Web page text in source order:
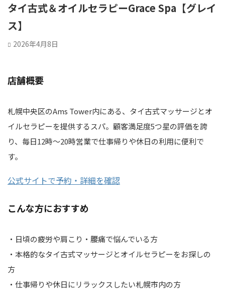
タイ古式＆オイルセラピーGrace Spa【グレイ
ス】
2026年4月8日
店舗概要
札幌中央区のAms Tower内にある、タイ古式マッサージとオ
イルセラピーを提供するスパ。顧客満足度5つ星の評価を誇
り、毎日12時～20時営業で仕事帰りや休日の利用に便利で
す。
公式サイトで予約・詳細を確認
こんな方におすすめ
・日頃の疲労や肩こり・腰痛で悩んでいる方
・本格的なタイ古式マッサージとオイルセラピーをお探しの
方
・仕事帰りや休日にリラックスしたい札幌市内の方